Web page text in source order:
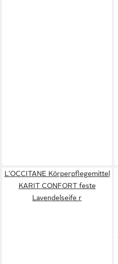
L'OCCITANE Körperpflegemittel
KARIT CONFORT feste
Lavendelseife r